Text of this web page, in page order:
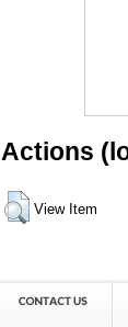
Actions
View Item